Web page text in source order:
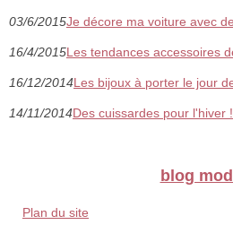
03/6/2015Je décore ma voiture avec
16/4/2015Les tendances accessoires
16/12/2014Les bijoux à porter le jour
14/11/2014Des cuissardes pour l'hiver !
blog
Plan du site